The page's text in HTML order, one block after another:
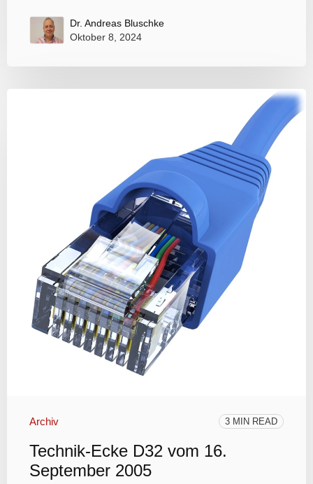
Dr. Andreas Bluschke
Oktober 8, 2024
Archiv 3 MIN READ
Technik-Ecke D32 vom 16.
September 2005